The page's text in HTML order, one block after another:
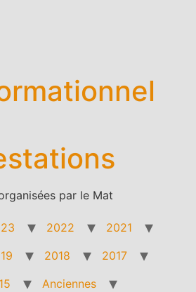
par le Mat
2022
2021
2018
2017
Anciennes